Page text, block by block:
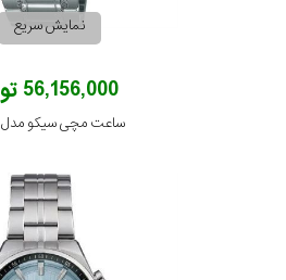
نمایش سریع
56,156,000 تومان
ساعت مچی سیکو مدل SBTR011